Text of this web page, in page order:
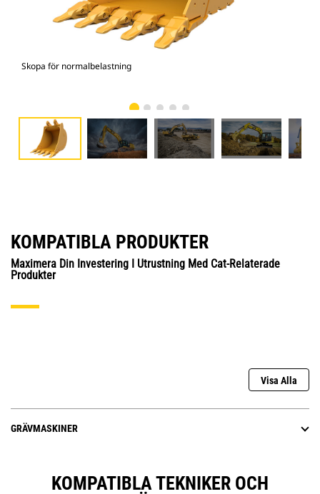
Skopa för normalbelastning
KOMPATIBLA PRODUKTER
Maximera Din Investering I Utrustning Med Cat-Relaterade
Produkter
Visa Alla
GRÄVMASKINER
KOMPATIBLA TEKNIKER OCH